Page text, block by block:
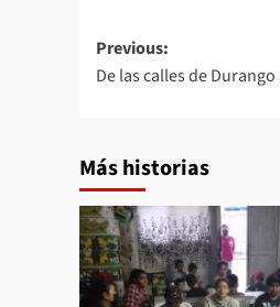
Post
navigation
Previous:
De las calles de
Más historias